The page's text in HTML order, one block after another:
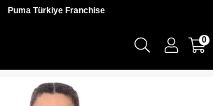
Puma Türkiye Franchise
0